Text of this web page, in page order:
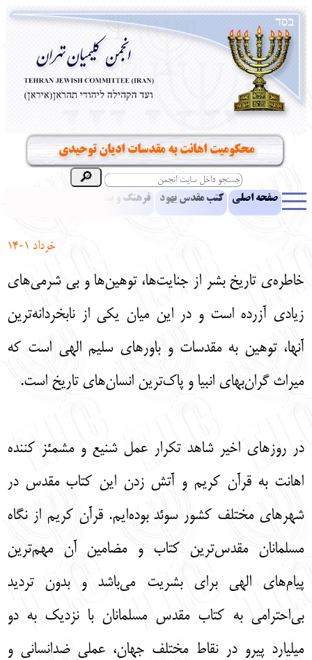
محکومیت اهانت به مقدسات ادیان توحیدی
صفحه اصلی کتب مقدس یهود فرهنگ و بینش یهود
نهاد های انجمن تماس باما پرسش و پاسخ انتقادات و پیشنهادات
خرداد 1401
خاطره‌ی تاریخ بشر از جنایت‌ها، توهین‌ها و بی شرمی‌های
زیادی آزرده است و در این میان یکی از نابخردانه‌ترین
آنها، توهین به مقدسات و باورهای سلیم الهی است که
میراث گران‌بهای انبیا و پاک‌ترین انسان‌های تاریخ است.
در روزهای اخیر شاهد تکرار عمل شنیع و مشمئز کننده
اهانت به قرآن کریم و آتش زدن این کتاب مقدس در
شهرهای مختلف کشور سوئد بوده‌ایم. قرآن کریم از نگاه
مسلمانان مقدس‌ترین کتاب و مضامین آن مهم‌ترین
پیام‌های الهی برای بشریت می‌باشد و بدون تردید
بی‌احترامی به کتاب مقدس مسلمانان با نزدیک به دو
میلیارد پیرو در نقاط مختلف جهان، عملی ضدانسانی و